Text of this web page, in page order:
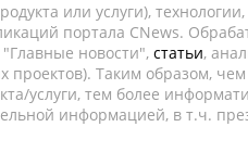
или услуги),
портала CNews.
новости", статьи,
проектов). Таким образом,
услуги, тем более
информацией, в т.ч.